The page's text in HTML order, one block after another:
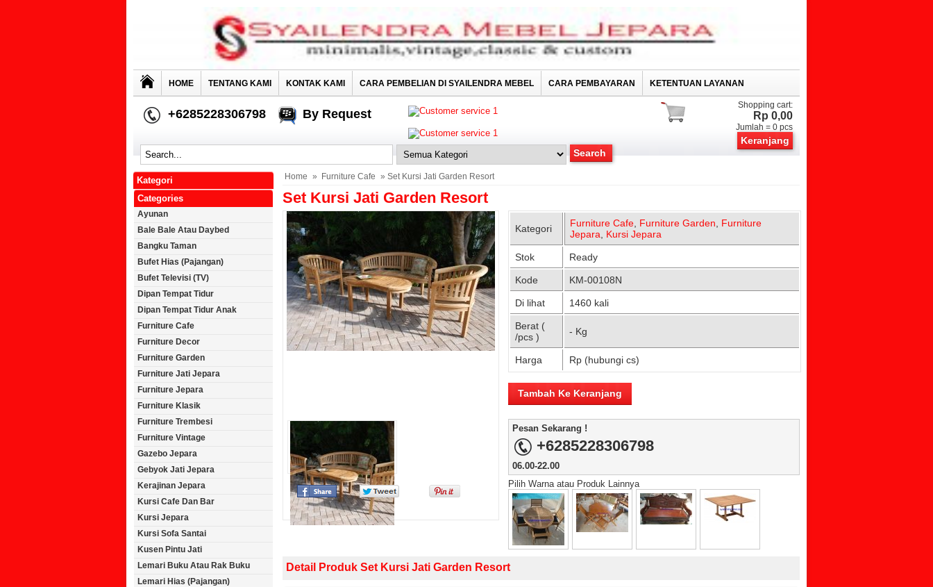
HOME TENTANG KAMI KONTAK KAMI CARA PEMBELIAN DI SYAILENDRA MEBEL CARA PEMBAYARAN KETENTUAN LAYANAN
Shopping cart:
Rp 0,00
Jumlah = 0 pcs
Keranjang
+6285228306798 By Request
Home » Furniture Cafe » Set Kursi Jati Garden Resort
Set Kursi Jati Garden Resort
Kategori Furniture Cafe Furniture Garden
Furniture
Jepara
Kursi Jepara
Stok Ready
Kode KM-00108N
Di lihat 1460 kali
Berat (
/pcs )
- Kg
Harga Rp (hubungi cs)
Pesan Sekarang !
+6285228306798
06.00-22.00
Pilih Warna atau Produk Lainnya
Detail Produk Set Kursi Jati Garden Resort
Kategori
Categories
Ayunan
Bale Bale Atau Daybed
Bangku Taman
Bufet Hias (Pajangan)
Bufet Televisi (TV)
Dipan Tempat Tidur
Dipan Tempat Tidur Anak
Furniture Cafe
Furniture Decor
Furniture Garden
Furniture Jati Jepara
Furniture Jepara
Furniture Klasik
Furniture Trembesi
Furniture Vintage
Gazebo Jepara
Gebyok Jati Jepara
Kerajinan Jepara
Kursi Cafe Dan Bar
Kursi Jepara
Kursi Sofa Santai
Kusen Pintu Jati
Lemari Buku Atau Rak Buku
Lemari Hias (Pajangan)